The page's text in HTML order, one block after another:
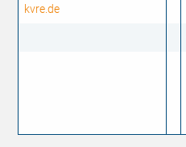
kvre.de